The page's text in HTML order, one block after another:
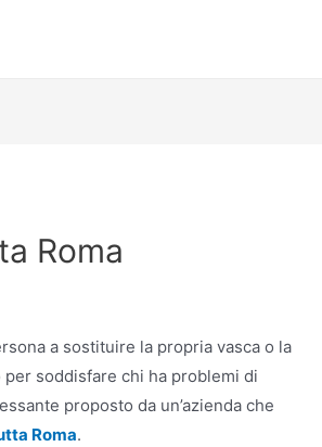
Roma
a sostituire la propria vasca o la
soddisfare chi ha problemi di
proposto da un’azienda che
Roma.